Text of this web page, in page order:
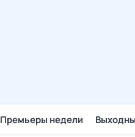
Премьеры недели